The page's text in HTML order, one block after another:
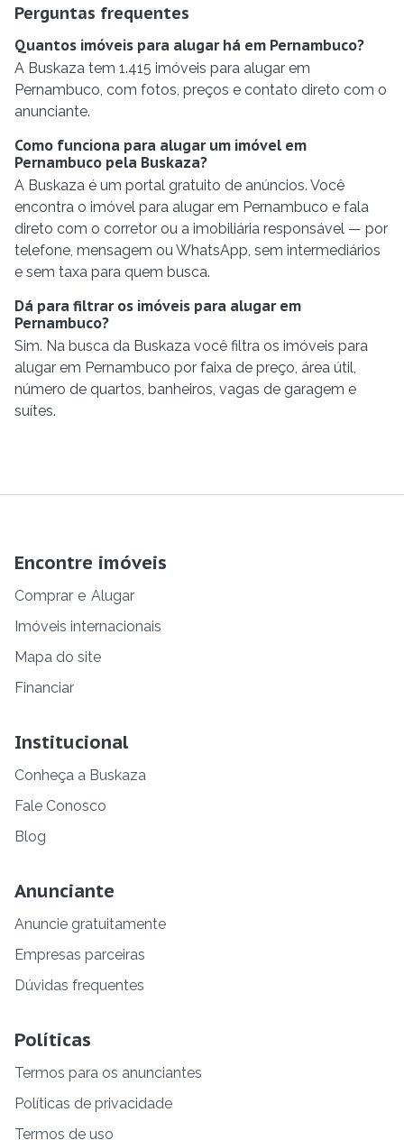
Perguntas frequentes
Quantos imóveis para alugar há em Pernambuco?
A Buskaza tem 1.415 imóveis para alugar em
Pernambuco, com fotos, preços e contato direto com o
anunciante.
Como funciona para alugar um imóvel em
Pernambuco pela Buskaza?
A Buskaza é um portal gratuito de anúncios. Você
encontra o imóvel para alugar em Pernambuco e fala
direto com o corretor ou a imobiliária responsável — por
telefone, mensagem ou WhatsApp, sem intermediários
e sem taxa para quem busca.
Dá para filtrar os imóveis para alugar em
Pernambuco?
Sim. Na busca da Buskaza você filtra os imóveis para
alugar em Pernambuco por faixa de preço, área útil,
número de quartos, banheiros, vagas de garagem e
suítes.
Encontre imóveis
Comprar e Alugar
Imóveis internacionais
Mapa do site
Financiar
Institucional
Conheça a Buskaza
Fale Conosco
Blog
Anunciante
Anuncie gratuitamente
Empresas parceiras
Dúvidas frequentes
Políticas
Termos para os anunciantes
Políticas de privacidade
Termos de uso